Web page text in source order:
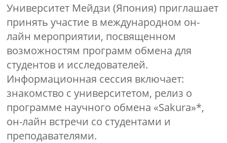
Университет Мейдзи (Япония) приглашает
принять участие в международном он-
лайн мероприятии, посвященном
возможностям программ обмена для
студентов и исследователей.
Информационная сессия включает:
знакомство с университетом, релиз о
программе научного обмена «Sakura»*,
он-лайн встречи со студентами и
преподавателями.